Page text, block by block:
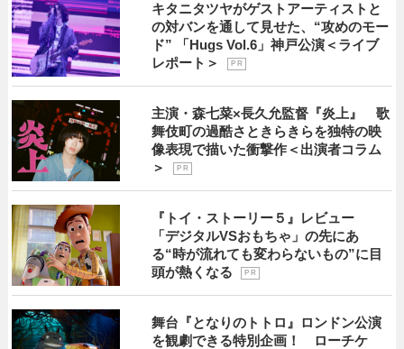
キタニタツヤがゲストアーティストと
の対バンを通して見せた、“攻めのモー
ド” 「Hugs Vol.6」神戸公演＜ライブ
レポート＞
P R
主演・森七菜×長久允監督『炎上』 歌
舞伎町の過酷さときらきらを独特の映
像表現で描いた衝撃作＜出演者コラム
＞
P R
『トイ・ストーリー５』レビュー
「デジタルVSおもちゃ」の先にあ
る“時が流れても変わらないもの”に目
頭が熱くなる
P R
舞台『となりのトトロ』ロンドン公演
を観劇できる特別企画！ ローチケ